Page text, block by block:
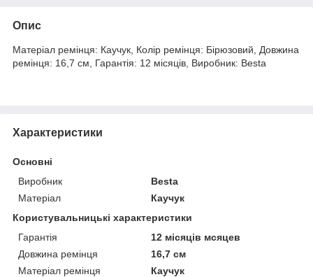
Опис
Матеріал ремінця: Каучук, Колір ремінця: Бірюзовий, Довжина
ремінця: 16,7 см, Гарантія: 12 місяців, Виробник: Besta
Характеристики
Основні
Виробник
Besta
Матеріал
Каучук
Користувальницькі характеристики
Гарантія
12 місяців мсяцев
Довжина ремінця
16,7 см
Матеріал ремінця
Каучук